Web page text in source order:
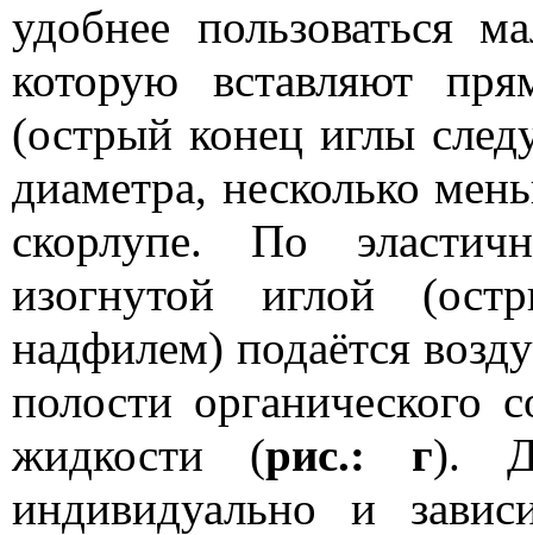
удобнее пользоваться
которую вставляют
(острый конец иглы
диаметра, несколько
скорлупе. По
изогнутой иглой
надфилем) подаётся
полости органического
жидкости (рис.: г).
индивидуально и